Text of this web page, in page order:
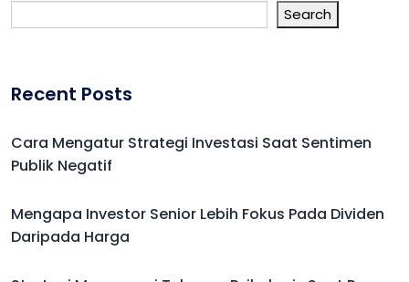
Search
Recent Posts
Cara Mengatur Strategi Investasi Saat Sentimen
Publik Negatif
Mengapa Investor Senior Lebih Fokus Pada Dividen
Daripada Harga